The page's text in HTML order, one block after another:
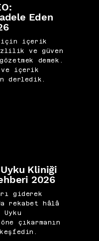
Eden
içerik
ve güven
demek.
ve içerik
Kliniği
2026
giderek
rekabet hâlâ
çıkarmanın